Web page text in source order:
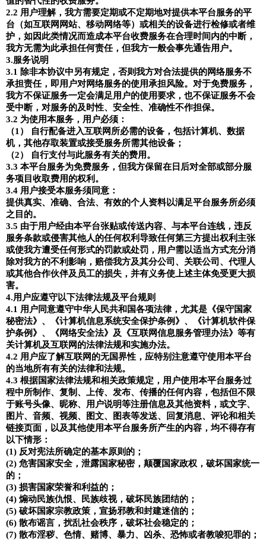
2.2 用户理解，我方需要定期或不定期地对提供本平台服务的平
台（如互联网网站、移动网络等）或相关的设备进行检修或者维
护，如因此类情况而造成本平台收费服务在合理时间内的中断，
我方无需为此承担任何责任，但我方一般会事先通告用户。
3.服务说明
3.1 除非本协议中另有规定，否则我方对合法提供的网络服务不
承担责任，即用户对网络服务的使用承担风险。对于免费服务，
我方不保证服务一定会满足用户的使用要求，也不保证服务不会
受中断，对服务的及时性、安全性、准确性不作担保。
3.2 为使用本服务，用户必须：
（1 ） 自行配备进入互联网所必需的设备，包括计算机、数据
机，其他存取装置或接受服务所需其他设备；
（2） 自行支付与此服务有关的费用。
3.3 本平台服务为免费服务，但我方保留在日后对全部或部分服
务项目收取费用的权利。
3.4 用户接受本服务须同意：
提供真实、准确、合法、有效的个人资料以满足平台服务所必须
之 目的。
3.5 由于用户经由本平台张贴或传送内容、与本平台连线，违反
服务条款或侵害其他人的任何权利导致任何第三方提出权利主张
或使我方遭受任何形式的罚款或处罚，用户需以适当方式充分消
除对我方的不利影响，赔偿我方及其分公司、关联公司、代理人
或其他合作伙伴及员工的损失，并有义务使上述主体免受更大损
害。
4.用户应遵守以下法律法规及平台规则
4.1 用户同意遵守中华人民共和国各项法律，尤其是《保守国家
秘密法》、《计算机信息系统安全保护条例》、《计算机软件保
护条例》、《网络安全法》及《互联网信息服务管理办法》等有
关计算机及互联网的法律法规和实施办法。
4.2 用户应了解互联网的无国界性，应特别注意遵守使用本平台
的当地所有有关的法律和法规。
4.3 根据国家法律法规和相关政策规定，用户使用本平台服务过
程中所制作、复制、上传、发布、传播的任何内容，包括但不限
于账号头像、昵称、用户说明等注册信息及其他资料，或文字、
图片、音频、视频、图文、图表等发送、回复消息、评论和相关
链接页面，以及其他使用本平台服务所产生的内容，均不得存有
以下情形：
(1) 反对宪法所确定的基本原则的；
(2) 危害国家安全，泄露国家秘密，颠覆国家政权，破坏国家统一
的；
(3) 损害国家荣誉和利益的；
(4) 煽动民族仇恨、民族歧视，破坏民族团结的；
(5) 破坏国家宗教政策，宣扬邪教和封建迷信的；
(6) 散布谣言，扰乱社会秩序，破坏社会稳定的；
(7) 散布淫秽、色情、赌博、暴力、凶杀、恐怖或者教唆犯罪的；